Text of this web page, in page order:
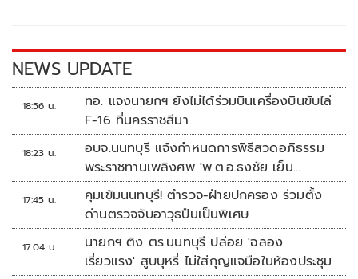
k k
NEWS UPDATE
18:56 น.
ทอ. แจงนายกฯ ยังไม่ได้ร่วมบินเครื่องบินขับไล่
F-16 ที่นครราชสีมา
18:23 น.
อบจ.นนทบุรี แจ้งกำหนดการพิธีสวดอภิธรรม
พระราชทานเพลิงศพ 'พ.ต.อ.ธงชัย เย็น
ประเสริฐ'
17:45 น.
คุมเข้มนนทบุรี! ตำรวจ-ฝ่ายปกครอง ร่วมตั้ง
ด่านตรวจจับอาวุธปืนเป็นพิเศษ
17:04 น.
นายกฯ ติง ตร.นนทบุรี ปล่อย 'ฉลอง
เรี่ยวแรง' สูบบุหรี่ ไม่ใส่กุญแจมือในห้องประชุม